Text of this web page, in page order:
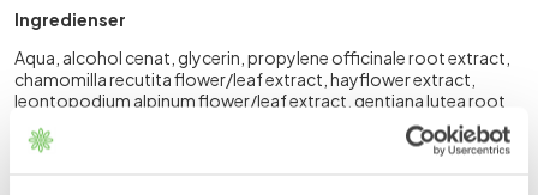
Ingredienser
Aqua, alcohol cenat, glycerin, propylene officinale root extract,
chamomilla recutita flower/leaf extract, hayflower extract,
leontopodium alpinum flower/leaf extract, gentiana lutea root
extract, salix alba bark extract, cannabidiol (CBD), cannabis sativa
seed oil, phenoxyethanol, benzoic acid, dehydroacetic acid,